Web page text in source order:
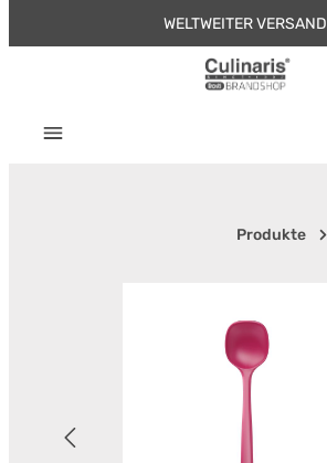
Zum Hauptinhalt springenWELTWEITER VERSAND
Produkte